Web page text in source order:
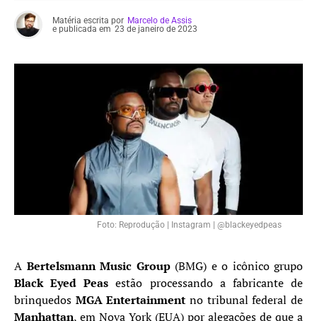
Matéria escrita por Marcelo de Assis
e publicada em 23 de janeiro de 2023
Foto: Reprodução | Instagram | @blackeyedpeas
A Bertelsmann Music Group(BMG) e o icônico grupo
Black Eyed Peas estão processando a fabricante de
brinquedos MGA Entertainment no tribunal federal de
Manhattan, em Nova York (EUA) por alegações de que a